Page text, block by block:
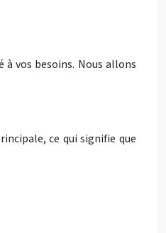
vos besoins. Nous allons
ce qui signifie que